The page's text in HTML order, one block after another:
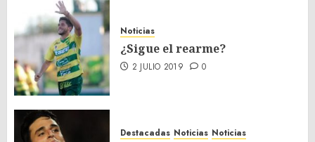
Noticias
¿Sigue el rearme?
2 JULIO 2019 0
Destacadas Noticias Noticias